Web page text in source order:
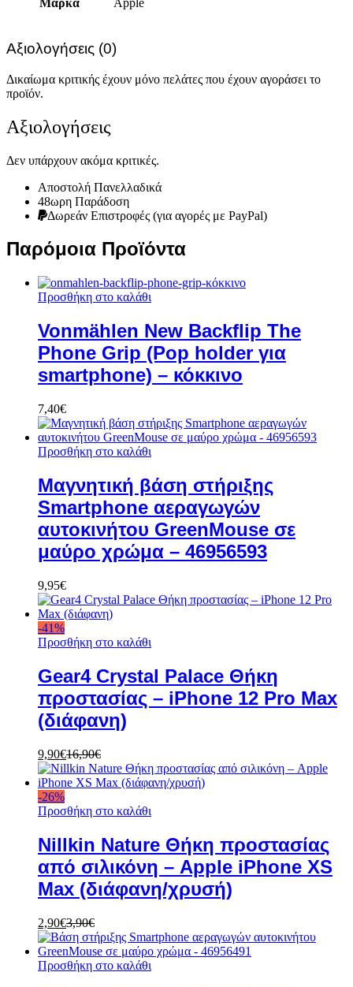
Μάρκα Apple
Αξιολογήσεις (0)
Δικαίωμα κριτικής έχουν μόνο πελάτες που έχουν αγοράσει το
προϊόν.
Αξιολογήσεις
Δεν υπάρχουν ακόμα κριτικές.
Αποστολή Πανελλαδικά
48ωρη Παράδοση
Δωρεάν Eπιστροφές (για αγορές με PayPal)
Παρόμοια Προϊόντα
Προσθήκη στο καλάθι
Vonmählen New Backflip The
Phone Grip (Pop holder για
smartphone) – κόκκινο
7,40€
Προσθήκη στο καλάθι
Μαγνητική βάση στήριξης
Smartphone αεραγωγών
αυτοκινήτου GreenMouse σε
μαύρο χρώμα – 46956593
9,95€
-41%
Προσθήκη στο καλάθι
Gear4 Crystal Palace Θήκη
προστασίας – iPhone 12 Pro Max
(διάφανη)
9,90€16,90€
-26%
Προσθήκη στο καλάθι
Nillkin Nature Θήκη προστασίας
από σιλικόνη – Apple iPhone XS
Max (διάφανη/χρυσή)
2,90€3,90€
Προσθήκη στο καλάθι